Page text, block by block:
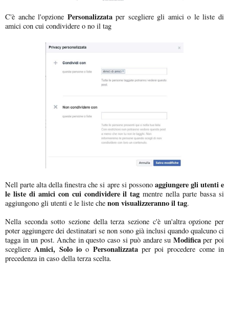
C'è anche l'opzione Personalizzataper scegliere gli amici o le liste di
amici con cui condividere o no il tag
Nell parte alta della finestra che si apre si possono aggiungere gli utenti e
le liste di amici con cui condividere il tag mentre nella parte bassa si
aggiungono gli utenti e le liste che non visualizzeranno il tag.
Nella seconda sotto sezione della terza sezione c'è un'altra opzione per
poter aggiungere dei destinatari se non sono già inclusi quando qualcuno ci
tagga in un post. Anche in questo caso si può andare su Modificaper poi
scegliereAmici, Solo ioo Personalizzataper poi procedere come in
precedenza in caso della terza scelta.